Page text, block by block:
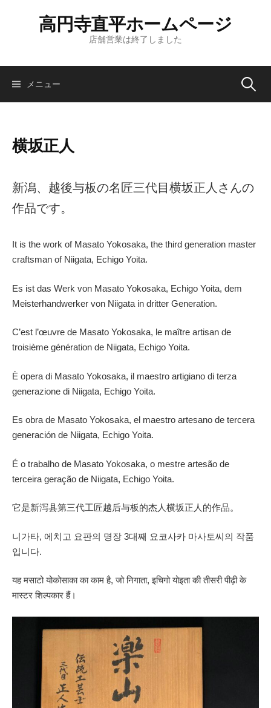
ツ
高円寺直平ホームページ
店舗営業は終了しました
メニュー 検
横坂正人
新潟、越後与板の名匠三代目横坂正人さんの
作品です。
It is the work of Masato Yokosaka, the third generation master
craftsman of Niigata, Echigo Yoita.
Es ist das Werk von Masato Yokosaka, Echigo Yoita, dem
Meisterhandwerker von Niigata in dritter Generation.
C’est l’œuvre de Masato Yokosaka, le maître artisan de
troisième génération de Niigata, Echigo Yoita.
È opera di Masato Yokosaka, il maestro artigiano di terza
generazione di Niigata, Echigo Yoita.
Es obra de Masato Yokosaka, el maestro artesano de tercera
generación de Niigata, Echigo Yoita.
É o trabalho de Masato Yokosaka, o mestre artesão de
terceira geração de Niigata, Echigo Yoita.
它是新泻县第三代工匠越后与板的杰人横坂正人的作品。
니가타, 에치고 요판의 명장 3대째 요코사카 마사토씨의 작품
입니다.
यह मसाटो योकोसाका का काम है, जो निगाता, इचिगो योइता की तीसरी पीढ़ी के
मास्टर शिल्पकार हैं।